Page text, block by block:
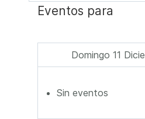
Eventos para
Domingo 11
Sin eventos